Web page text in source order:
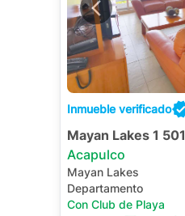
Inmueble verificado
Mayan Lakes 1 501
Acapulco
Mayan Lakes
Departamento
Con Club de Playa